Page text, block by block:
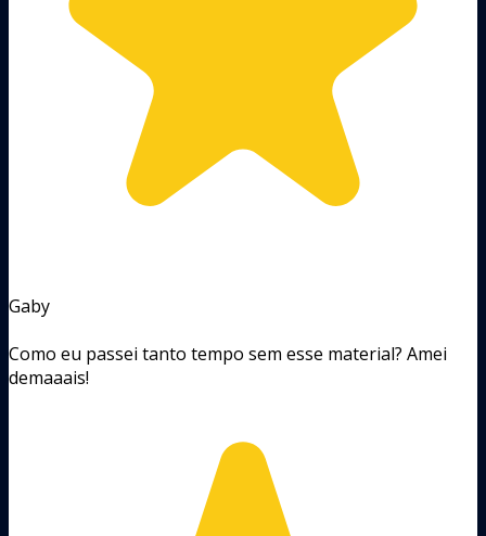
Gaby
Como eu passei tanto tempo sem esse material? Amei
demaaais!